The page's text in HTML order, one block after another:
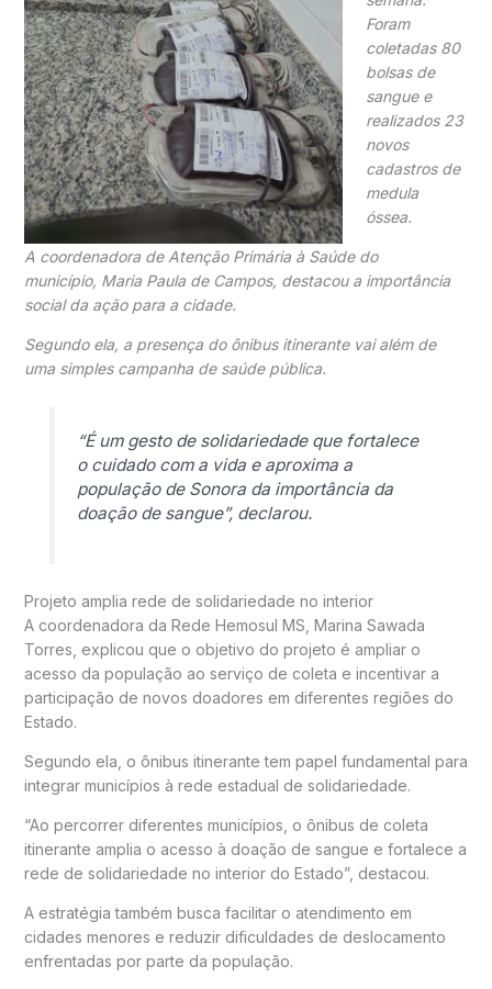
Foram
coletadas 80
bolsas de
sangue e
realizados 23
novos
cadastros de
medula
óssea.
A coordenadora de Atenção Primária à Saúde do
município, Maria Paula de Campos, destacou a importância
social da ação para a cidade.
Segundo ela, a presença do ônibus itinerante vai além de
uma simples campanha de saúde pública.
“É um gesto de solidariedade que fortalece
o cuidado com a vida e aproxima a
população de Sonora da importância da
doação de sangue”, declarou.
Projeto amplia rede de solidariedade no interior
A coordenadora da Rede Hemosul MS, Marina Sawada
Torres , explicou que o objetivo do projeto é ampliar o
acesso da população ao serviço de coleta e incentivar a
participação de novos doadores em diferentes regiões do
Estado.
Segundo ela, o ônibus itinerante tem papel fundamental para
integrar municípios à rede estadual de solidariedade.
“Ao percorrer diferentes municípios, o ônibus de coleta
itinerante amplia o acesso à doação de sangue e fortalece a
rede de solidariedade no interior do Estado”, destacou.
A estratégia também busca facilitar o atendimento em
cidades menores e reduzir dificuldades de deslocamento
enfrentadas por parte da população.